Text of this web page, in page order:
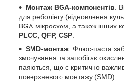
Монтаж BGA-компонентів .
для реболінгу (відновлення
BGA-мікросхем, а також інших
PLCC, QFP, CSP
SMD-монтаж . Флюс-паста
змочування та запобігає
паяються, що є критично
поверхневого монтажу (SMD).